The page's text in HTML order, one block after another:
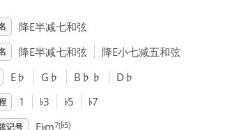
降E半减七和弦
降E半减七和弦 降E小七减五和弦
E♭ G ♭ B ♭ ♭ D ♭
1 ♭3 ♭5 ♭7
记号 E m7( 5)